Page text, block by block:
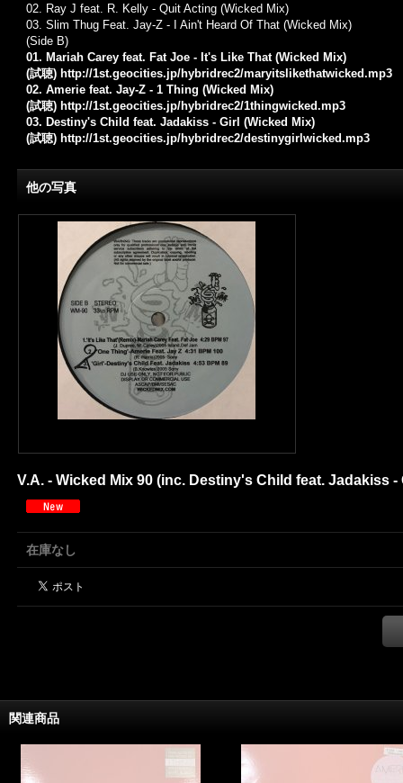
02. Ray J feat. R. Kelly - Quit Acting (Wicked Mix)
03. Slim Thug Feat. Jay-Z - I Ain't Heard Of That (Wicked Mix)
(Side B)
01. Mariah Carey feat. Fat Joe - It's Like That (Wicked Mix)
(試聴) http://1st.geocities.jp/hybridrec2/maryitslikethatwicked.mp3
02. Amerie feat. Jay-Z - 1 Thing (Wicked Mix)
(試聴) http://1st.geocities.jp/hybridrec2/1thingwicked.mp3
03. Destiny's Child feat. Jadakiss - Girl (Wicked Mix)
(試聴) http://1st.geocities.jp/hybridrec2/destinygirlwicked.mp3
他の写真
V.A. - Wicked Mix 90 (inc. Destiny's Child feat. Jadakiss
在庫なし
関連商品